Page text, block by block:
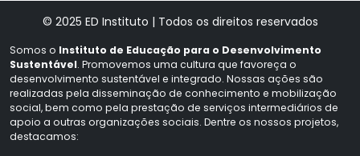
© 2025 ED Instituto | Todos os direitos reservados
Somos o Instituto de Educação para o Desenvolvimento
Sustentável. Promovemos uma cultura que favoreça o
desenvolvimento sustentável e integrado. Nossas ações são
realizadas pela disseminação de conhecimento e mobilização
social, bem como pela prestação de serviços intermediários de
apoio a outras organizações sociais. Dentre os nossos projetos,
destacamos: